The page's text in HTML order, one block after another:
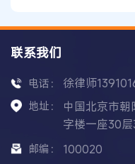
联系我们
电话： 徐律师
地址：
中国北京市朝
字楼一座30
邮编： 100020